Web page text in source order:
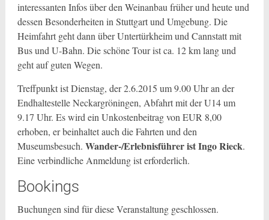
interessanten Infos über den Weinanbau früher und heute und
dessen Besonderheiten in Stuttgart und Umgebung. Die
Heimfahrt geht dann über Untertürkheim und Cannstatt mit
Bus und U-Bahn. Die schöne Tour ist ca. 12 km lang und
geht auf guten Wegen.
Treffpunkt ist Dienstag, der 2.6.2015 um 9.00 Uhr an der
Endhaltestelle Neckargröningen, Abfahrt mit der U14 um
9.17 Uhr. Es wird ein Unkostenbeitrag von EUR 8,00
erhoben, er beinhaltet auch die Fahrten und den
Museumsbesuch. Wander-/Erlebnisführer ist Ingo Rieck.
Eine verbindliche Anmeldung ist erforderlich.
Bookings
Buchungen sind für diese Veranstaltung geschlossen.